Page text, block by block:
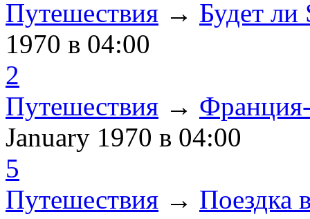
Путешествия → Будет ли
1970 в 04:00
2
Путешествия →
January 1970 в 04:00
5
Путешествия → Поездка